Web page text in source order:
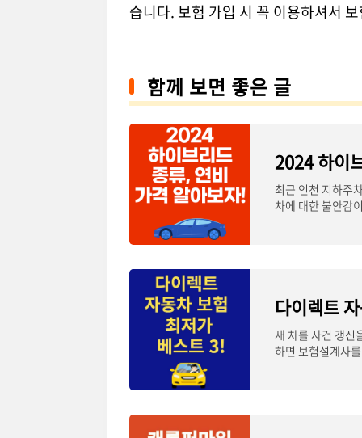
습니다. 보험 가입 시 꼭 이용하셔서
함께 보면 좋은 글
최근 인천 지하주
차에 대한 불안감
다이렉트
새 차를 사건 갱신
하면 보험설계사